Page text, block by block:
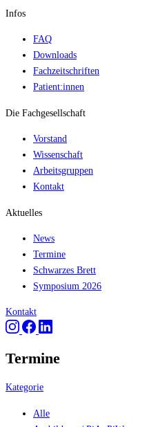
Infos
FAQ
Downloads
Fachzeitschriften
Patient:innen
Die Fachgesellschaft
Vorstand
Wissenschaft
Arbeitsgruppen
Kontakt
Aktuelles
News
Termine
Schwarzes Brett
Symposium 2026
Kontakt
Termine
Kategorie
Alle